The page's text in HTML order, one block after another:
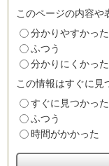
このページの内容や
分かりやすかった
ふつう
分かりにくかった
この情報はすぐに見
すぐに見つかった
ふつう
時間がかかった